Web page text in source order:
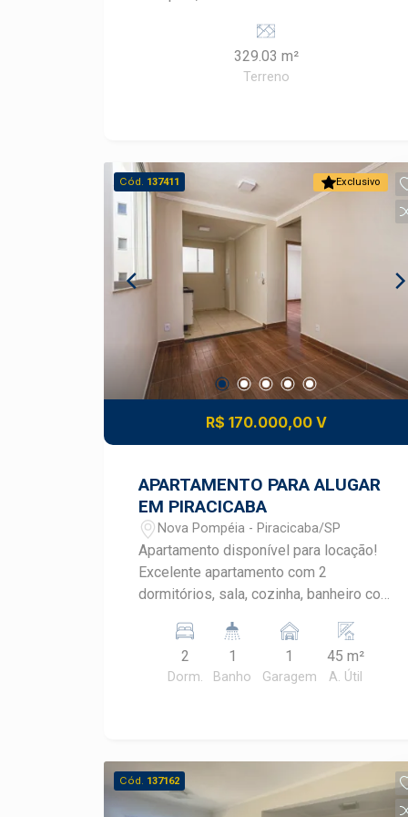
m² - Lote totalmente plano(
contribuindo para projetos térreos e
também sobrados) Pronto para
totalmente murado. Segurança 24h
Lazer com: - Piscina - Salão de festas -
Pista de caminhada Consulte um
Especialista Frias Neto!
329.03 m²
Terreno
Exclusivo
Cód. 137411
R$ 170.000,00 V
APARTAMENTO PARA ALUGAR
EM PIRACICABA
Nova Pompéia - Piracicaba/SP
Apartamento disponível para locação!
Excelente apartamento com 2
dormitórios, sala, cozinha, banheiro com
uma visita com um corretor especialista
Frias Neto!
2
Dorm.
1
Banho
1
Garagem
45 m²
A. Útil
Cód. 137162